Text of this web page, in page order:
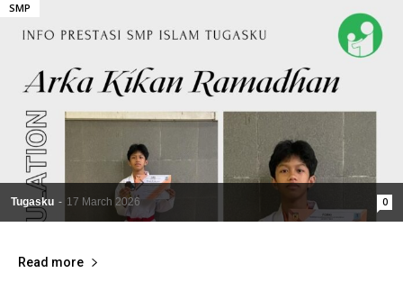
Tugasku - 17 March 2026 0
SMP
Read more